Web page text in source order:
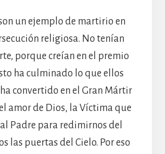
un ejemplo de martirio en
religiosa. No tenían
porque creían en el premio
ha culminado lo que ellos
convertido en el Gran Mártir
amor de Dios, la Víctima que
Padre para redimirnos del
las puertas del Cielo. Por eso